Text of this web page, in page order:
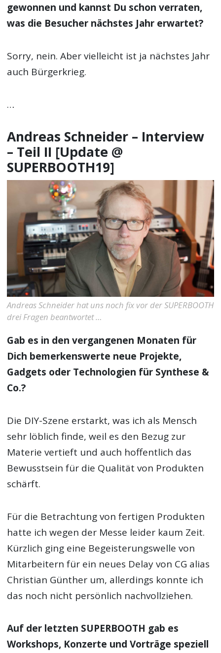
gewonnen und kannst Du schon verraten,
was die Besucher nächstes Jahr erwartet?
Sorry, nein. Aber vielleicht ist ja nächstes Jahr
auch Bürgerkrieg.
…
Andreas Schneider – Interview
– Teil II [Update @
SUPERBOOTH19]
Andreas Schneider hat uns noch fix vor der SUPERBOOTH
drei Fragen beantwortet …
Gab es in den vergangenen Monaten für
Dich bemerkenswerte neue Projekte,
Gadgets oder Technologien für Synthese &
Co.?
Die DIY-Szene erstarkt, was ich als Mensch
sehr löblich finde, weil es den Bezug zur
Materie vertieft und auch hoffentlich das
Bewusstsein für die Qualität von Produkten
schärft.
Für die Betrachtung von fertigen Produkten
hatte ich wegen der Messe leider kaum Zeit.
Kürzlich ging eine Begeisterungswelle von
Mitarbeitern für ein neues Delay von CG alias
Christian Günther um, allerdings konnte ich
das noch nicht persönlich nachvollziehen.
Auf der letzten SUPERBOOTH gab es
Workshops, Konzerte und Vorträge speziell